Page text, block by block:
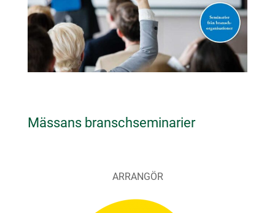
Mässans branschseminarier
ARRANGÖR